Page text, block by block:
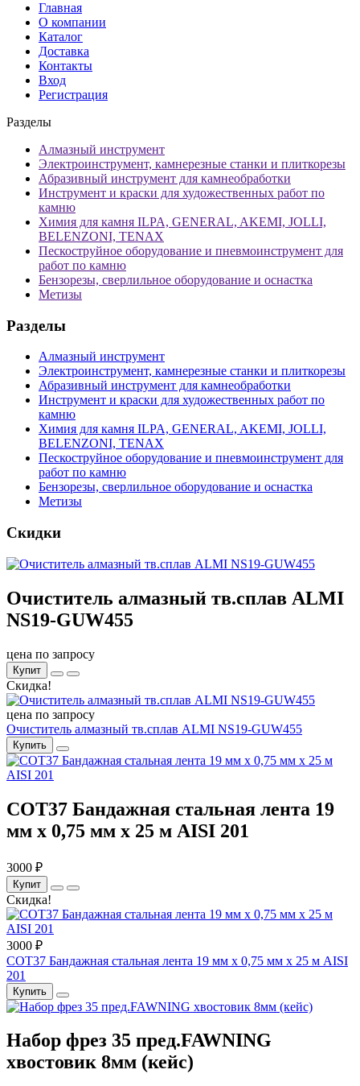
Главная
О компании
Каталог
Доставка
Контакты
Вход
Регистрация
Разделы
Алмазный инструмент
Электроинструмент, камнерезные станки и плиткорезы
Абразивный инструмент для камнеобработки
Инструмент и краски для художественных работ по
камню
Химия для камня ILPA, GENERAL, AKEMI, JOLLI,
BELENZONI, TENAX
Пескоструйное оборудование и пневмоинструмент для
работ по камню
Бензорезы, сверлильное оборудование и оснастка
Метизы
Разделы
Алмазный инструмент
Электроинструмент, камнерезные станки и плиткорезы
Абразивный инструмент для камнеобработки
Инструмент и краски для художественных работ по
камню
Химия для камня ILPA, GENERAL, AKEMI, JOLLI,
BELENZONI, TENAX
Пескоструйное оборудование и пневмоинструмент для
работ по камню
Бензорезы, сверлильное оборудование и оснастка
Метизы
Скидки
Очиститель алмазный тв.сплав ALMI
NS19-GUW455
цена по запросу
Купит
Скидка!
цена по запросу
Очиститель алмазный тв.сплав ALMI NS19-GUW455
Купить
COT37 Бандажная стальная лента 19
мм x 0,75 мм x 25 м AISI 201
3000 ₽
Купит
Скидка!
3000 ₽
COT37 Бандажная стальная лента 19 мм x 0,75 мм x 25 м AISI
201
Купить
Набор фрез 35 пред.FAWNING
хвостовик 8мм (кейс)